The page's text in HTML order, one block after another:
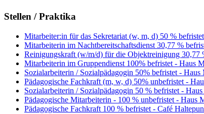
Stellen / Praktika
Mitarbeiter:in für das Sekretariat (w, m, d) 50 % befristet
Mitarbeiterin im Nachtbereitschaftsdienst 30,77 %
Reinigungskraft (w/m/d) für die Objektreinigung 30,77
Mitarbeiterin im Gruppendienst 100% befristet - Haus
Sozialarbeiterin / Sozialpädagogin 50% befristet - Haus
Pädagogische Fachkraft (m, w, d) 50% unbefristet -
Sozialarbeiterin / Sozialpädagogin 50 % befristet -
Pädagogische Mitarbeiterin - 100 % unbefristet - Haus
Pädagogische Fachkraft 100 % befristet - Café